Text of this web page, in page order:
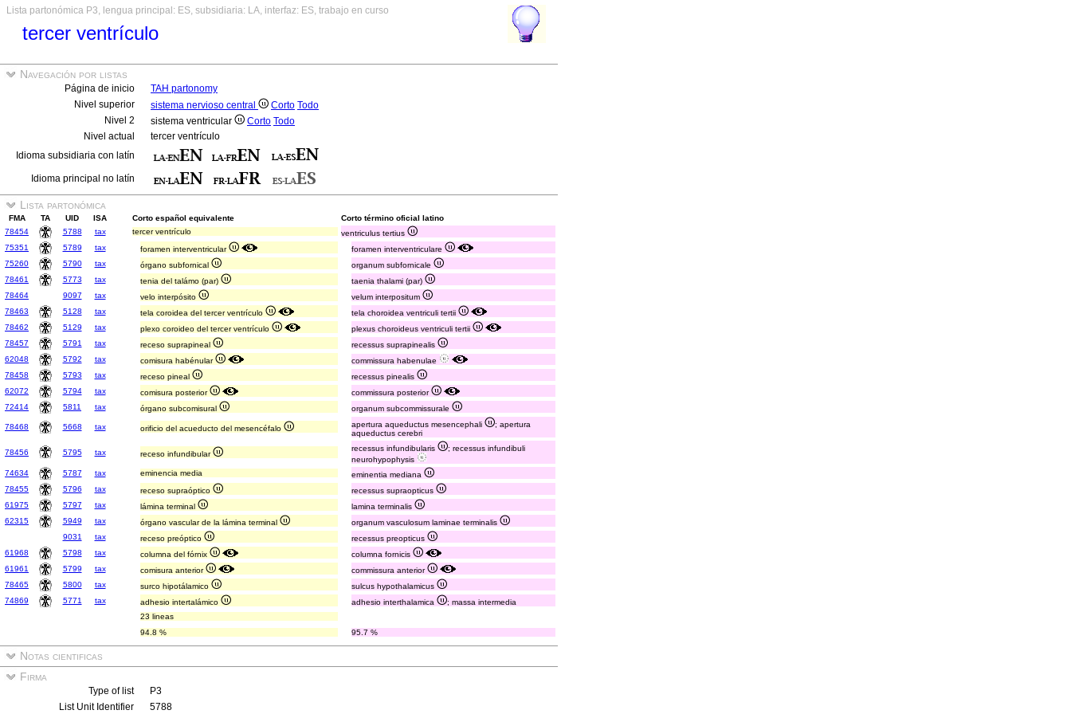
Lista partonómica P3, lengua principal: ES, subsidiaria: LA, interfaz: ES, trabajo en curso
tercer ventrículo
Navegación por listas
Página de inicio
TAH partonomy
Nivel superior
sistema nervioso central Corto Todo
Nivel 2
sistema ventricular Corto Todo
Nivel actual
tercer ventrículo
Idioma subsidiaria con latín
Idioma principal no latín
Lista partonómica
FMA TA UID ISA Corto español equivalente
Corto término oficial latino
78454
5788 tax tercer ventrículo
ventriculus tertius
75351
5789 tax foramen interventricular
foramen interventriculare
75260
5790 tax órgano subfornical
organum subfornicale
78461
5773 tax tenia del talámo (par)
taenia thalami (par)
78464
9097 tax velo interpósito
velum interpositum
78463
5128 tax tela coroidea del tercer ventrículo
tela choroidea ventriculi tertii
78462
5129 tax plexo coroideo del tercer ventrículo
plexus choroideus ventriculi tertii
78457
5791 tax receso suprapineal
recessus suprapinealis
62048
5792 tax comisura habénular
commissura habenulae
78458
5793 tax receso pineal
recessus pinealis
62072
5794 tax comisura posterior
commissura posterior
72414
5811 tax órgano subcomisural organum subcommissurale
78468 5668 tax orificio del acueducto del mesencéfalo apertura aqueductus mesencephali
; apertura
aqueductus cerebri
78456 5795 tax receso infundibular
recessus infundibularis
; recessus infundibuli
neurohypophysis
74634
5787 tax eminencia media
eminentia mediana
78455
5796 tax receso supraóptico
recessus supraopticus
61975
5797 tax lámina terminal
lamina terminalis
62315
5949 tax órgano vascular de la lámina terminal
organum vasculosum laminae terminalis
9031
tax receso preóptico
recessus preopticus
61968
5798 tax columna del fórnix
columna fornicis
61961
5799 tax comisura anterior
commissura anterior
78465
5800 tax surco hipotálamico
sulcus hypothalamicus
74869
5771 tax adhesio intertalámico adhesio interthalamica
; massa intermedia
23 lineas
94.8 %
95.7 %
Notas cientificas
Firma
Type of list
P3
List Unit Identifier
5788